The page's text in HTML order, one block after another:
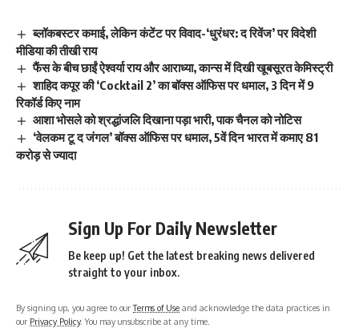
ब्लॉकबस्टर कमाई, लेकिन कंटेंट पर विवाद-‘धुरंधर: द रिवेंज’ पर विदेशी
मीडिया की तीखी राय
फैंस के बीच छाईं ऐश्वर्या राय और आराध्या, कान्स में दिखी खूबसूरत केमिस्ट्री
शाहिद कपूर की ‘Cocktail 2’ का बॉक्स ऑफिस पर धमाल, 3 दिन में 9
रिकॉर्ड किए नाम
आशा भोसले को श्रद्धांजलि दिखाना पड़ा भारी, पाक चैनल को नोटिस
‘वेलकम टू द जंगल’ बॉक्स ऑफिस पर धमाल, 5वें दिन भारत में कमाए 81
करोड़ से ज्यादा
Sign Up For Daily Newsletter
Be keep up! Get the latest breaking news delivered
straight to your inbox.
By signing up, you agree to ourTerms of Use and acknowledge the data practices in
our Privacy Policy. You may unsubscribe at any time.